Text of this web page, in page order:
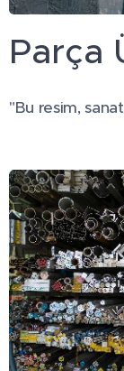
Parça
"Bu resim,